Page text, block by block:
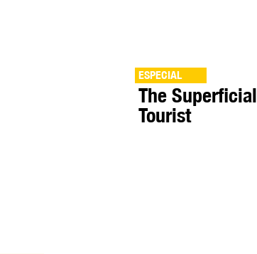
ESPECIAL
The Superficial
Tourist